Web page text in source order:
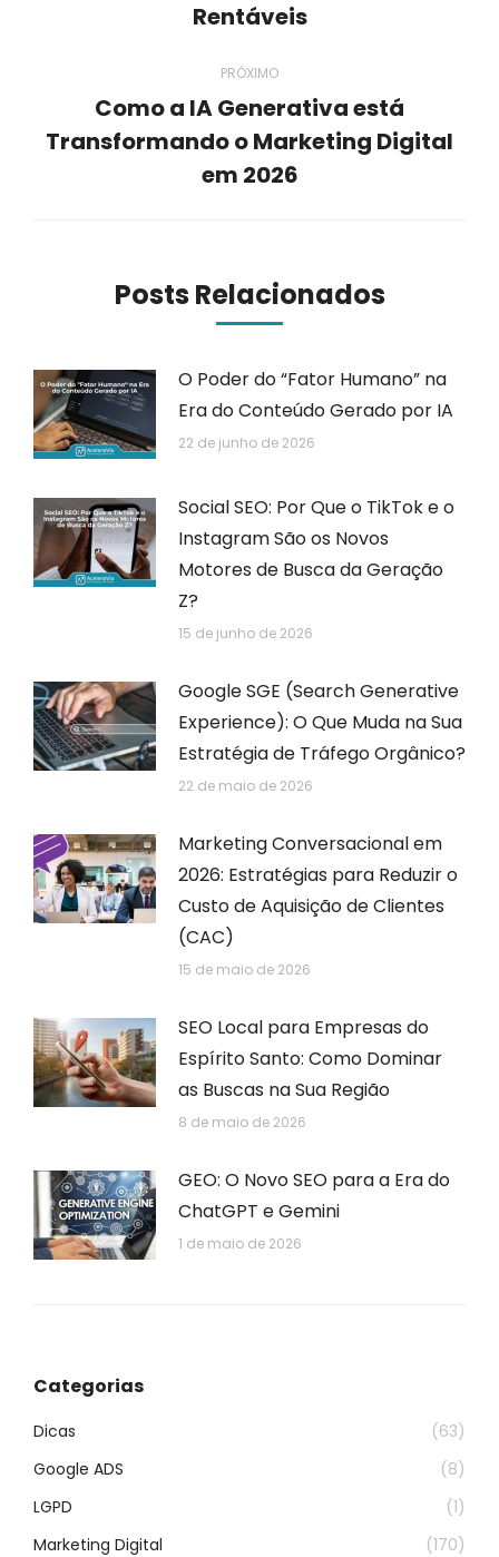
anterior:
Rentáveis
PRÓXIMO
Próximo
post:
Como a IA Generativa está
Transformando o Marketing Digital
em 2026
Posts Relacionados
O Poder do “Fator Humano” na
Era do Conteúdo Gerado por IA
22 de junho de 2026
Social SEO: Por Que o TikTok e o
Instagram São os Novos
Motores de Busca da Geração
Z?
15 de junho de 2026
Google SGE (Search Generative
Experience): O Que Muda na Sua
Estratégia de Tráfego Orgânico?
22 de maio de 2026
Marketing Conversacional em
2026: Estratégias para Reduzir o
Custo de Aquisição de Clientes
(CAC)
15 de maio de 2026
SEO Local para Empresas do
Espírito Santo: Como Dominar
as Buscas na Sua Região
8 de maio de 2026
GEO: O Novo SEO para a Era do
ChatGPT e Gemini
1 de maio de 2026
Categorias
Dicas
(63)
Google ADS
(8)
LGPD
(1)
Marketing Digital
(170)